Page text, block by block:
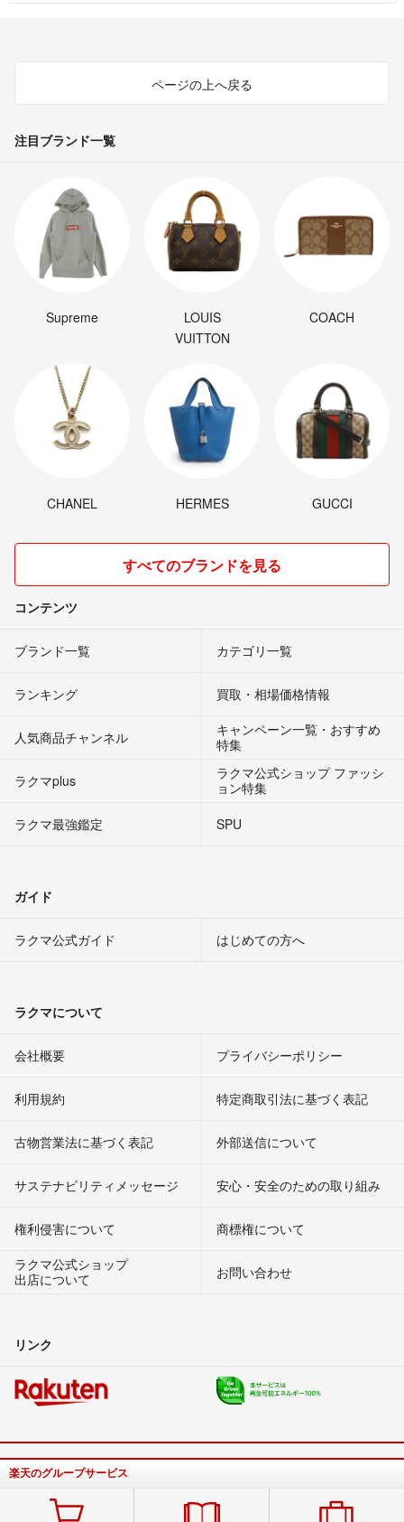
ページの上へ戻る
注目ブランド一覧
Supreme
LOUIS
VUITTON
COACH
CHANEL HERMES GUCCI
すべてのブランドを見る
コンテンツ
ブランド一覧 カテゴリ一覧
ランキング 買取・相場価格情報
人気商品チャンネル
キャンペーン一覧・おすすめ
特集
ラクマplus
ラクマ公式ショップ ファッシ
ョン特集
ラクマ最強鑑定
SPU
ガイド
ラクマ公式ガイド はじめての方へ
ラクマについて
会社概要 プライバシーポリシー
利用規約 特定商取引法に基づく表記
古物営業法に基づく表記 外部送信について
サステナビリティメッセージ 安心・安全のための取り組み
権利侵害について
商標権について
ラクマ公式ショップ
出店について
お問い合わせ
リンク
楽天のグループサービス